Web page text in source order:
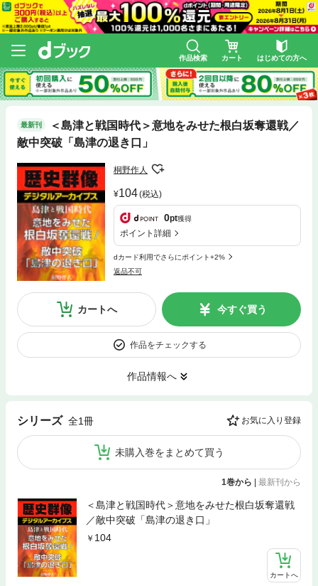
作品検索 カート はじめての方へ
最新刊
＜島津と戦国時代＞意地をみせた根白坂奪還戦／
敵中突破「島津の退き口」
桐野作人
104(税込)
0pt獲得
ポイント詳細
dカード利用でさらにポイント+2%
返品不可
カートへ 今すぐ買う
作品をチェックする
作品情報へ
シリーズ 全1冊 お気に入り登録
未購入巻をまとめて買う
1巻から | 最新刊から
＜島津と戦国時代＞意地をみせた根白坂奪還戦
／敵中突破「島津の退き口」
104
カートへ